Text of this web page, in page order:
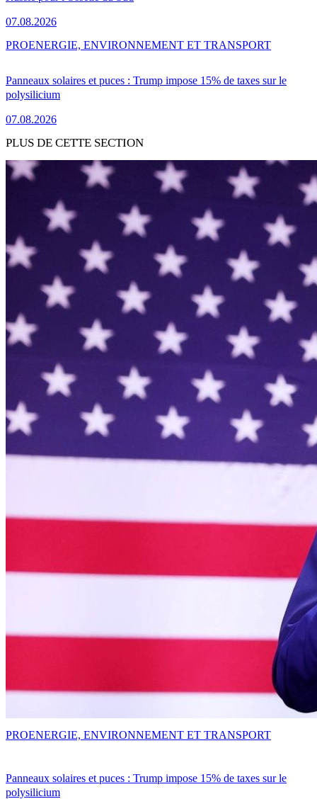
07.08.2026
Panneaux solaires et puces : Trump impose 15% de taxes sur le
polysilicium
07.08.2026
PROENERGIE, ENVIRONNEMENT ET TRANSPORT
PLUS DE CETTE SECTION
Panneaux solaires et puces : Trump impose 15% de taxes sur le
polysilicium
PROENERGIE, ENVIRONNEMENT ET TRANSPORT